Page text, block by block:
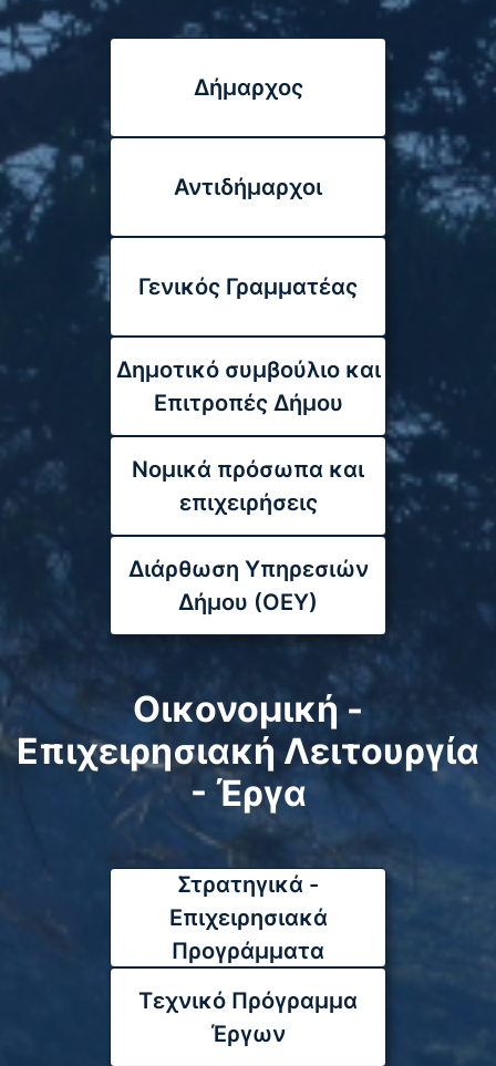
Δήμαρχος
Αντιδήμαρχοι
Γενικός Γραμματέας
Δημοτικό συμβούλιο και
Επιτροπές Δήμου
Νομικά πρόσωπα και
επιχειρήσεις
Διάρθωση Υπηρεσιών
Δήμου (ΟΕΥ)
Οικονομική -
Επιχειρησιακή Λειτουργία
- Έργα
Στρατηγικά -
Επιχειρησιακά
Προγράμματα
Τεχνικό Πρόγραμμα
Έργων